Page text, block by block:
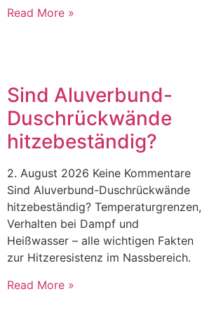
Read More »
Sind Aluverbund-
Duschrückwände
hitzebeständig?
2. August 2026 Keine Kommentare
Sind Aluverbund-Duschrückwände
hitzebeständig? Temperaturgrenzen,
Verhalten bei Dampf und
Heißwasser – alle wichtigen Fakten
zur Hitzeresistenz im Nassbereich.
Read More »